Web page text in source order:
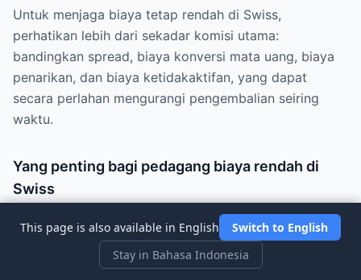
Untuk menjaga biaya tetap rendah di Swiss,
perhatikan lebih dari sekadar komisi utama:
bandingkan spread, biaya konversi mata uang, biaya
penarikan, dan biaya ketidakaktifan, yang dapat
secara perlahan mengurangi pengembalian seiring
waktu.
Yang penting bagi pedagang biaya rendah di
Swiss
Komisi utama yang benar-benar rendah pada aset
yang Anda perdagangkan.
This page is also available in English
Switch to English
Stay in Bahasa Indonesia